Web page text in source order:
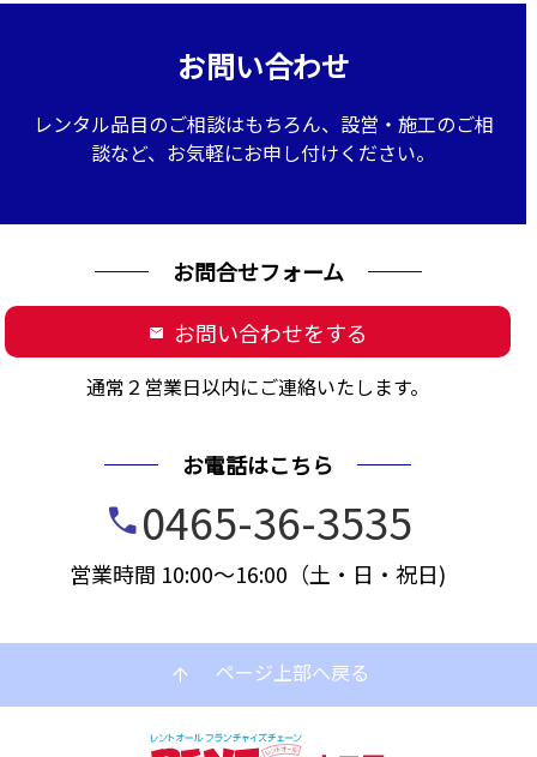
お問い合わせ
レンタル品目のご相談はもちろん、設営・施工のご相
談など、お気軽にお申し付けください。
お問合せフォーム
mail お問い合わせをする
通常２営業日以内にご連絡いたします。
お電話はこちら
call0465-36-3535
営業時間 10:00～16:00（土・日・祝日)
arrow_upward ページ上部へ戻る